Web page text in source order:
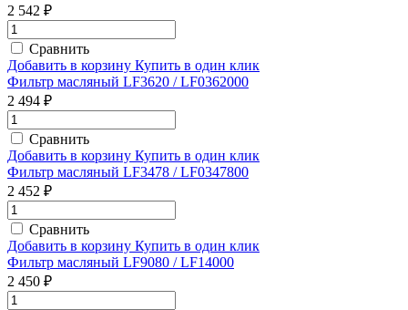
2 542 ₽
Сравнить
Добавить в корзину Купить в один клик
Фильтр масляный LF3620 / LF0362000
2 494 ₽
Сравнить
Добавить в корзину Купить в один клик
Фильтр масляный LF3478 / LF0347800
2 452 ₽
Сравнить
Добавить в корзину Купить в один клик
Фильтр масляный LF9080 / LF14000
2 450 ₽